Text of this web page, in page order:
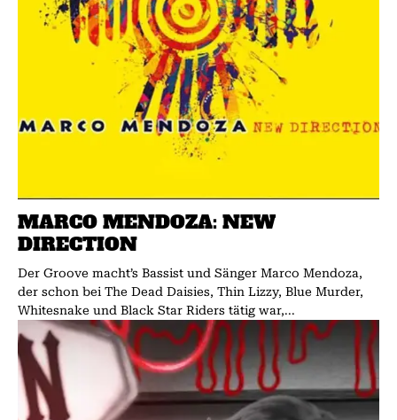
MARCO MENDOZA: NEW
DIRECTION
Der Groove macht’s Bassist und Sänger Marco Mendoza,
der schon bei The Dead Daisies, Thin Lizzy, Blue Murder,
Whitesnake und Black Star Riders tätig war,...